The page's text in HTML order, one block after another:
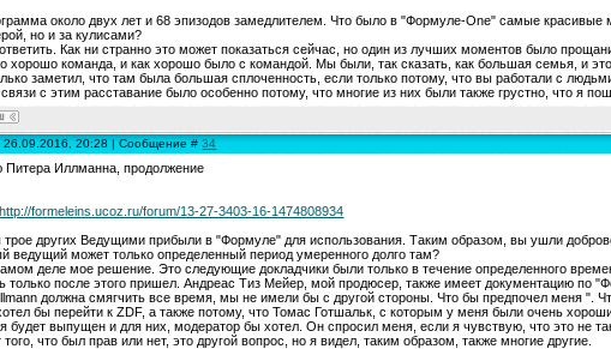
около двух лет и 68 эпизодов замедлителем. Что было в "Формуле-One" самые
но и за кулисами?
Как ни странно это может показаться сейчас, но один из лучших моментов было
хорошо команда, и как хорошо было с командой. Мы были, так сказать, как большая семья, и
заметил, что там была большая сплоченность, если только потому, что вы работали с
с этим расставание было особенно потому, что многие из них были также грустно, что я
26.09.2016, 20:28 | Сообщение #34
Питера Иллманна, продолжение
http://formeleins.ucoz.ru/forum/13-27-3403-16-1474808934
трое других Ведущими прибыли в "Формуле" для использования. Таким образом, вы ушли
ведущий может только определенный период умеренного долго там?
деле мое решение. Это следующие докладчики были только в течение определенного
только после этого пришел. Андреас Тиз Мейер, мой продюсер, также имеет документацию по
должна смягчить все время, мы не имели бы с другой стороны. Что бы предпочел меня ".
бы перейти к ZDF, а также потому, что Томас Готшальк, с которым у меня были очень
будет выпущен и для них, модератор бы хотел. Он спросил меня, если я чувствую, что это не
что был прав или нет, это другой вопрос, но я видел, таким образом, также многие другие.